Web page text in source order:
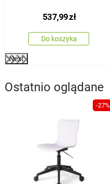
537,99zł
Do koszyka
Next
Ostatnio oglądane
-27%